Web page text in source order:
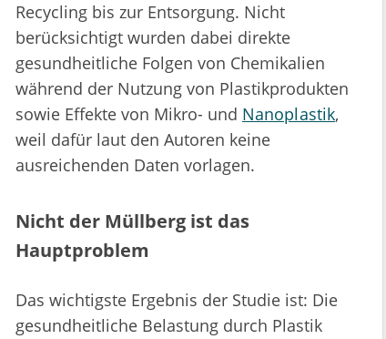
Recycling bis zur Entsorgung. Nicht
berücksichtigt wurden dabei direkte
gesundheitliche Folgen von Chemikalien
während der Nutzung von Plastikprodukten
sowie Effekte von Mikro- und Nanoplastik,
weil dafür laut den Autoren keine
ausreichenden Daten vorlagen.
Nicht der Müllberg ist das
Hauptproblem
Das wichtigste Ergebnis der Studie ist: Die
gesundheitliche Belastung durch Plastik